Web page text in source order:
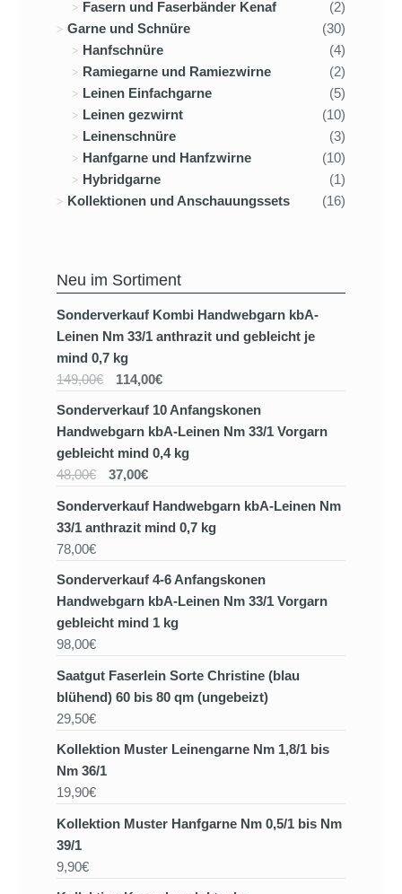
Fasern und Faserbänder Kenaf
(2)
Garne und Schnüre
(30)
Hanfschnüre
(4)
Ramiegarne und Ramiezwirne
(2)
Leinen Einfachgarne
(5)
Leinen gezwirnt
(10)
Leinenschnüre
(3)
Hanfgarne und Hanfzwirne
(10)
Hybridgarne
(1)
Kollektionen und Anschauungssets
(16)
Neu im Sortiment
Sonderverkauf Kombi Handwebgarn kbA-
Leinen Nm 33/1 anthrazit und gebleicht je
mind 0,7 kg
149,00€
114,00€
Sonderverkauf 10 Anfangskonen
Handwebgarn kbA-Leinen Nm 33/1 Vorgarn
gebleicht mind 0,4 kg
48,00€
37,00€
Sonderverkauf Handwebgarn kbA-Leinen Nm
33/1 anthrazit mind 0,7 kg
78,00€
Sonderverkauf 4-6 Anfangskonen
Handwebgarn kbA-Leinen Nm 33/1 Vorgarn
gebleicht mind 1 kg
98,00€
Saatgut Faserlein Sorte Christine (blau
blühend) 60 bis 80 qm (ungebeizt)
29,50€
Kollektion Muster Leinengarne Nm 1,8/1 bis
Nm 36/1
19,90€
Kollektion Muster Hanfgarne Nm 0,5/1 bis Nm
39/1
9,90€